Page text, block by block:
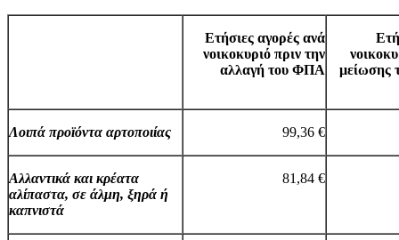
Ετήσιες αγορές ανά
νοικοκυριό πριν την
αλλαγή του ΦΠΑ
μείωσης
Λοιπά προϊόντα αρτοποιίας 99,36 €
Αλλαντικά και κρέατα
αλίπαστα, σε άλμη, ξηρά ή
καπνιστά
81,84 €